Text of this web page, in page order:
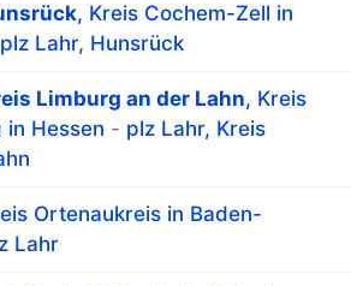
, Kreis Cochem-Zell in
plz Lahr, Hunsrück
Limburg an der Lahn, Kreis
Hessen - plz Lahr, Kreis
Ortenaukreis in Baden-
Lahr